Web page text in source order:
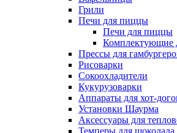
Грили
Печи для пиццы
Печи для пиццы
Комплектующие
Прессы для
Рисоварки
Сокоохладители
Кукурузоварки
Аппараты для хот-
Установки Шаурма
Аксессуары для
Темперы для шоколада